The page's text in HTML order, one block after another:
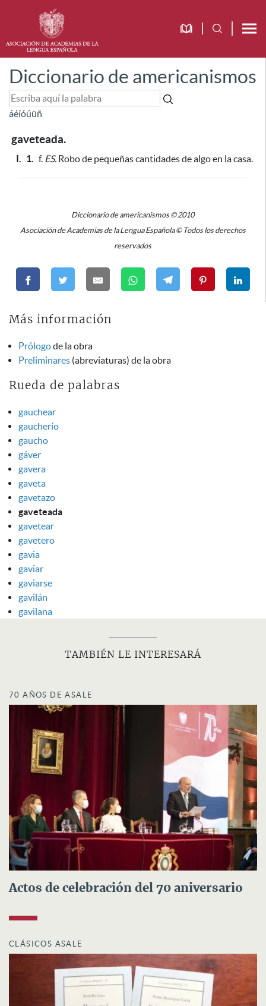
Diccionario de americanismos
áéíóúüñ
gaveteada.
I. 1. f. ES. Robo de pequeñas cantidades de algo en la casa.
Diccionario de americanismos © 2010
Asociación de Academias de la Lengua Española © Todos los derechos
reservados
Más información
Prólogode la obra
Preliminares (abreviaturas) de la obra
Rueda de palabras
gauchear
gaucherío
gaucho
gáver
gavera
gaveta
gavetazo
gaveteada
gavetear
gavetero
gavia
gaviar
gaviarse
gavilán
gavilana
TAMBIÉN LE INTERESARÁ
70 AÑOS DE ASALE
Actos de celebración del 70 aniversario
CLÁSICOS ASALE